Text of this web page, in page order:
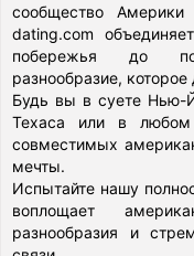
сообщество
dating.com
побережья до
разнообразие,
Будь вы в суете Нью-
Техаса или в любом
совместимых
мечты.
Испытайте нашу
воплощает
разнообразия и